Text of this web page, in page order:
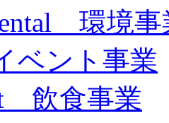
環境事
ベント事業
飲食事業